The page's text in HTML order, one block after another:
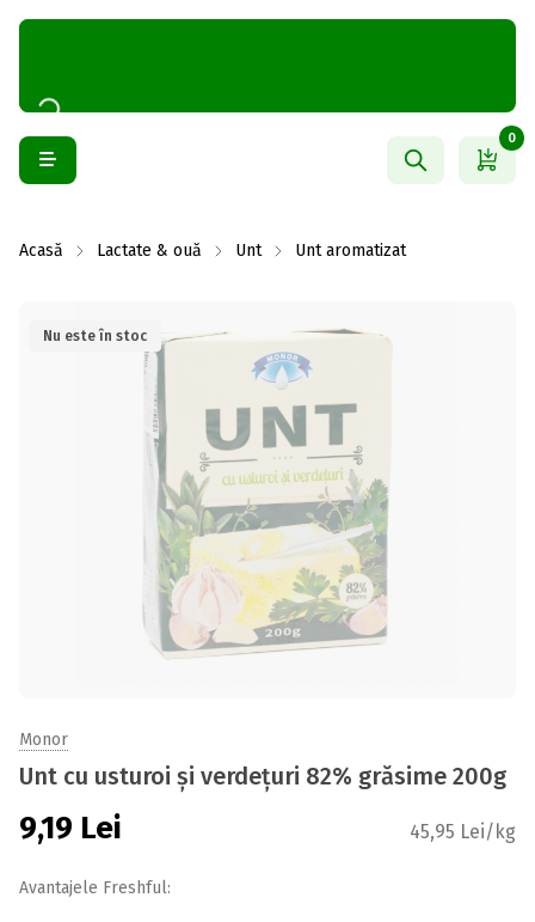
0
Acasă Lactate & ouă Unt Unt aromatizat
Nu este în stoc
Monor
Unt cu usturoi și verdețuri 82% grăsime 200g
9,19 Lei 45,95 Lei/kg
Avantajele Freshful: